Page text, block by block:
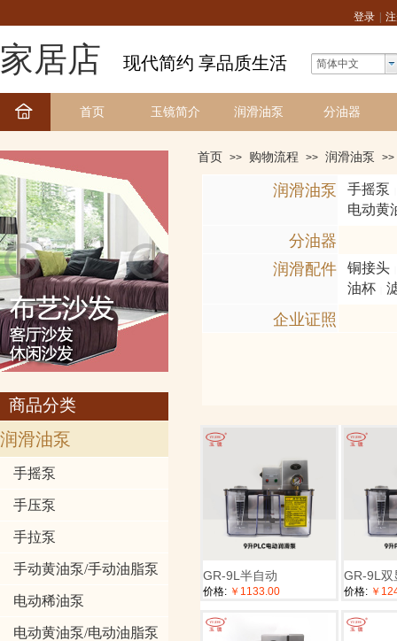
登录
首页 玉镜简介 润滑油泵 分油器
现代简约 享品质生活
家居店 简体中文
首页 >> 购物流程 >> 润滑油泵 >>
润滑油泵 手摇泵
电动黄
分油器
润滑配件
铜接头
油杯
企业证照
商品分类
润滑油泵
手摇泵
手压泵
手拉泵
手动黄油泵/手动油脂泵
电动稀油泵
电动黄油泵/电动油脂泵
GR-9L半自动
价格: ￥1133.00
GR-9L双
价格: ￥